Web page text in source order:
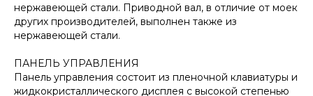
нержавеющей стали. Приводной вал, в отличие от моек
других производителей, выполнен также из
нержавеющей стали.
ПАНЕЛЬ УПРАВЛЕНИЯ
Панель управления состоит из пленочной клавиатуры и
жидкокристаллического дисплея с высокой степенью